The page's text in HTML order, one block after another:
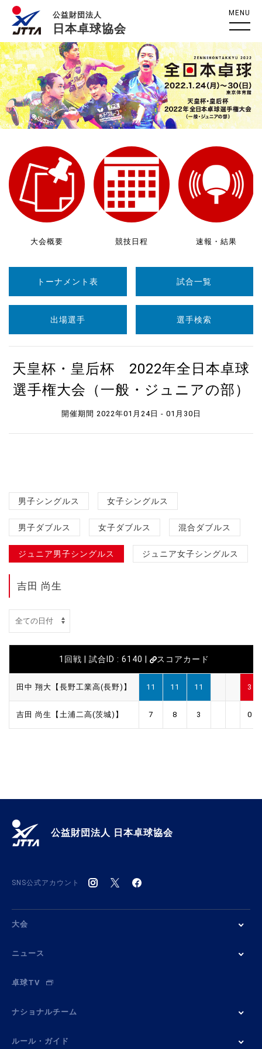
公益財団法人
日本卓球協会
MENU
大会概要 競技日程 速報・結果
トーナメント表 試合一覧
出場選手 選手検索
天皇杯・皇后杯 2022年全日本卓球
選手権大会（一般・ジュニアの部）
開催期間 2022年01月24日 - 01月30日
男子シングルス 女子シングルス
男子ダブルス 女子ダブルス 混合ダブルス
ジュニア男子シングルス ジュニア女子シングルス
吉田 尚生
1回戦 | 試合ID : 6140 | スコアカード
田中 翔大【長野工業高(長野)】 11 11 11 3
吉田 尚生【土浦二高(茨城)】 7 8 3 0
公益財団法人 日本卓球協会
SNS公式アカウント
大会
ニュース
卓球TV
ナショナルチーム
ルール・ガイド